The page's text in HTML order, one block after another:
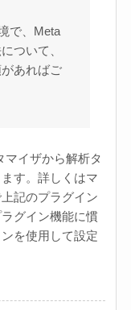
で、Meta
ついて、
あればご
マイザから解析タ
す。詳しくはマ
記のプラグイン
グイン機能に慣
を使用して設定